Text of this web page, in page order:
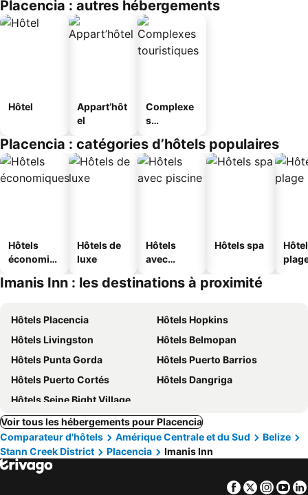
Placencia : autres hébergements
Hôtel
Appart’hôt
el
Complexe
s
s
Placencia : catégories d’hôtels populaires
Hôtels
économiq
Hôtels de
luxe
Hôtels
avec
Hôtels spa
Imanis Inn : les destinations à proximité
Hôtels Placencia
Hôtels Hopkins
Hôtels Livingston
Hôtels Belmopan
Hôtels Punta Gorda
Hôtels Puerto Barrios
Hôtels Puerto Cortés
Hôtels Dangriga
Hôtels Seine Bight Village
Voir tous les hébergements pour Placencia
Comparateur d'hôtels
Amérique Centrale et du Sud
Belize
Stann Creek District
Placencia Imanis Inn
Facebook
Twitter